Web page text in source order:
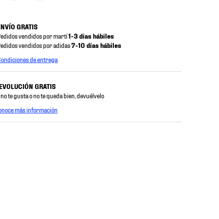
GRATIS
vendidos por martí1-3 días hábiles
vendidos por adidas7-10 días hábiles
de entrega
GRATIS
te gusta o no te queda bien, devuélvelo
más información